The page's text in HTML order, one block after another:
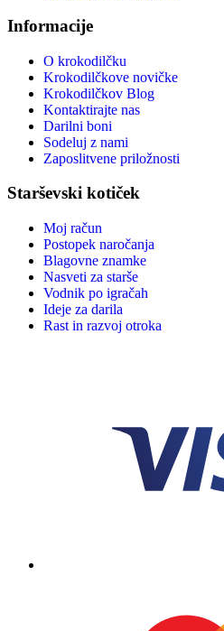
Informacije
O krokodilčku
Krokodilčkove novičke
Krokodilčkov Blog
Kontaktirajte nas
Darilni boni
Sodeluj z nami
Zaposlitvene priložnosti
Starševski kotiček
Moj račun
Postopek naročanja
Blagovne znamke
Nasveti za starše
Vodnik po igračah
Ideje za darila
Rast in razvoj otroka